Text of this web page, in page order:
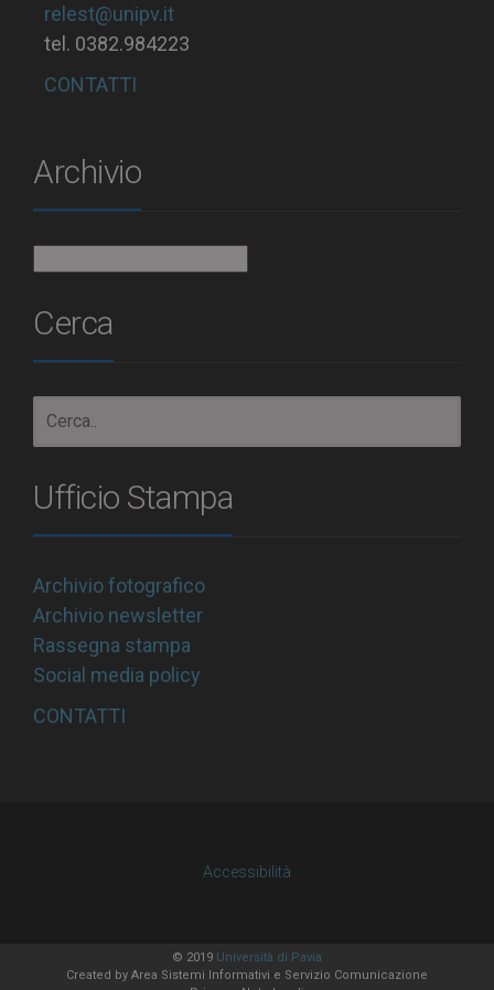
relest@unipv.it
tel. 0382.984223
CONTATTI
Archivio
Cerca
Ufficio Stampa
Archivio fotografico
Archivio newsletter
Rassegna stampa
Social media policy
CONTATTI
Accessibilità
© 2019 Università di Pavia
Created by Area Sistemi Informativi e Servizio Comunicazione